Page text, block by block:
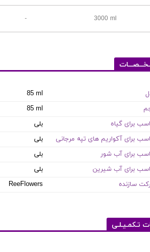
3000 ml
-
85 ml
85 ml
برای گیاه
بلی
برای آکواریم های تپه مرجانی
بلی
برای آب شور
بلی
برای آب شیرین
بلی
سازنده
ReeFlowers
تـکمـیـلـی